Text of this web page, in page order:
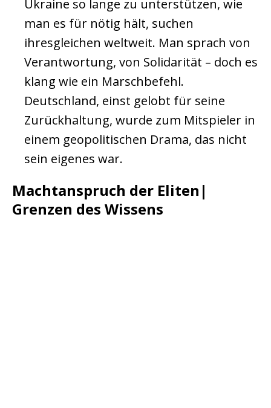
Ukraine so lange zu unterstützen, wie
man es für nötig hält, suchen
ihresgleichen weltweit. Man sprach von
Verantwortung, von Solidarität – doch es
klang wie ein Marschbefehl.
Deutschland, einst gelobt für seine
Zurückhaltung, wurde zum Mitspieler in
einem geopolitischen Drama, das nicht
sein eigenes war.
Machtanspruch der Eliten|
Grenzen des Wissens